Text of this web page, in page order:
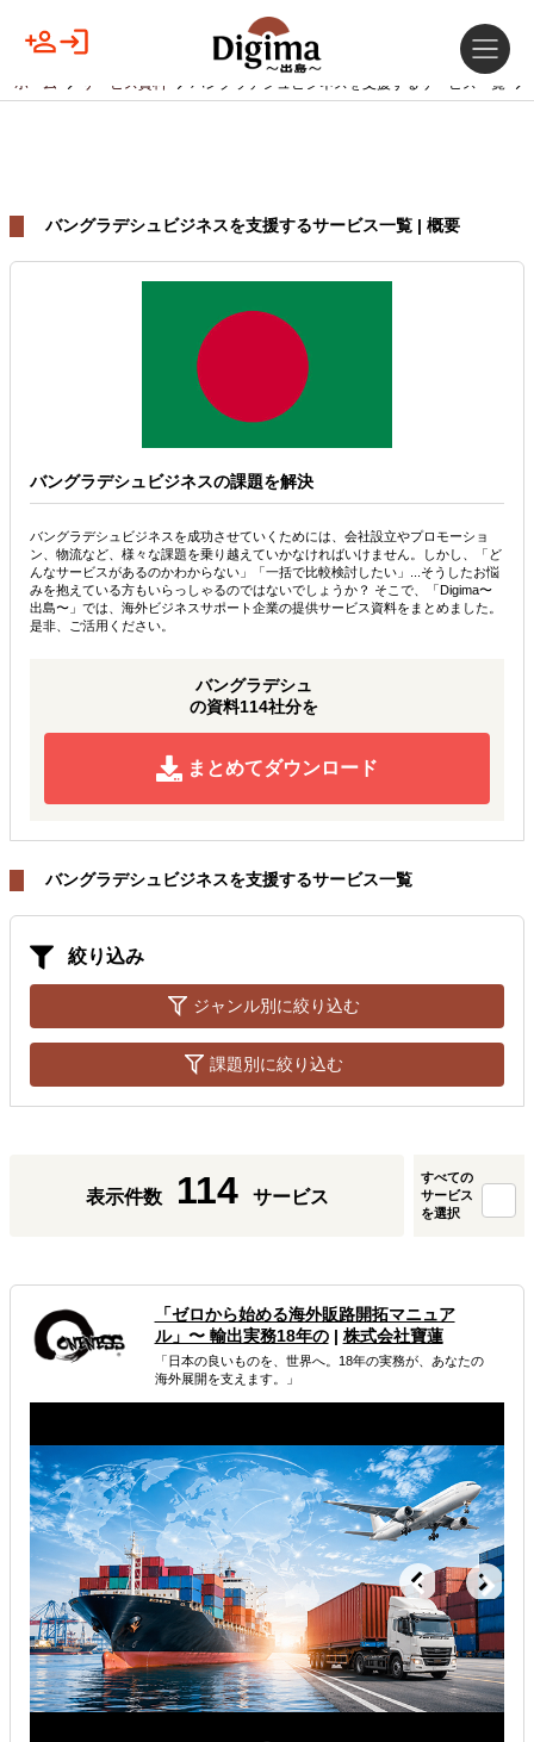
ホーム サービス資料 バングラデシュビジネスを支援するサービス一覧
バングラデシュビジネスを支援するサービス一覧 | 概要
バングラデシュビジネスの課題を解決
バングラデシュビジネスを成功させていくためには、会社設立やプロモーショ
ン、物流など、様々な課題を乗り越えていかなければいけません。しかし、「ど
んなサービスがあるのかわからない」「一括で比較検討したい」...そうしたお悩
みを抱えている方もいらっしゃるのではないでしょうか？ そこで、「Digima〜
出島〜」では、海外ビジネスサポート企業の提供サービス資料をまとめました。
是非、ご活用ください。
バングラデシュ
の資料114社分を
まとめてダウンロード
バングラデシュビジネスを支援するサービス一覧
絞り込み
ジャンル別に絞り込む
課題別に絞り込む
表示件数 114 サービス
すべての
サービス
を選択
「ゼロから始める海外販路開拓マニュア
ル」〜 輸出実務18年の| 株式会社寶蓮
「日本の良いものを、世界へ。18年の実務が、あなたの
海外展開を支えます。」